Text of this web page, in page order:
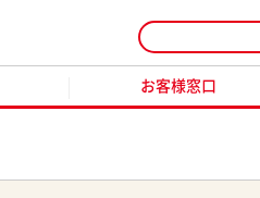
お客様窓口
オンラインショップ